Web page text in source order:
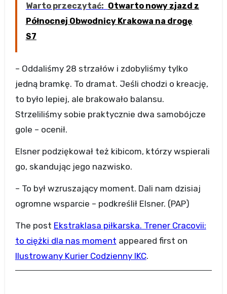
Warto przeczytać: Otwarto nowy zjazd z
Północnej Obwodnicy Krakowa na drogę
S7
– Oddaliśmy 28 strzałów i zdobyliśmy tylko
jedną bramkę. To dramat. Jeśli chodzi o kreację,
to było lepiej, ale brakowało balansu.
Strzeliliśmy sobie praktycznie dwa samobójcze
gole – ocenił.
Elsner podziękował też kibicom, którzy wspierali
go, skandując jego nazwisko.
– To był wzruszający moment. Dali nam dzisiaj
ogromne wsparcie – podkreślił Elsner. (PAP)
The post Ekstraklasa piłkarska. Trener Cracovii:
to ciężki dla nas moment appeared first on
Ilustrowany Kurier Codzienny IKC.